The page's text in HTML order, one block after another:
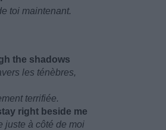
toi maintenant.
the shadows
les ténèbres,
terrifiée.
right beside me
juste à côté de moi